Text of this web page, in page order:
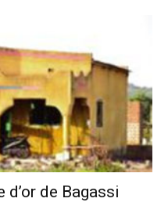
de Bagassi